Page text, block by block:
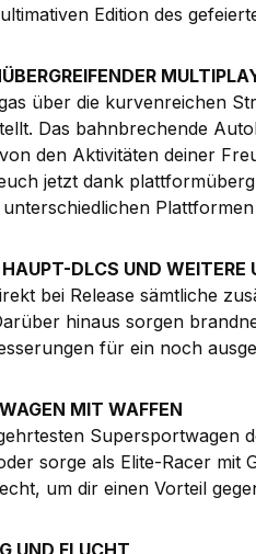
Edition des
über die kurvenreichen
Das bahnbrechende
den Aktivitäten deiner
jetzt dank
Plattformen
DLCS UND WEITERE
bei Release sämtliche
hinaus sorgen
für ein noch
MIT WAFFEN
Supersportwagen
sorge als Elite-Racer mit
um dir einen Vorteil
UND FLUCHT